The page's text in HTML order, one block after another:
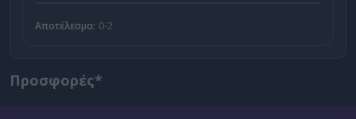
Αποτέλεσμα: 0-2
Προσφορές*